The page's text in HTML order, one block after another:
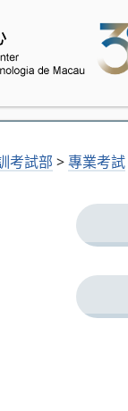
考試部 >專業考試